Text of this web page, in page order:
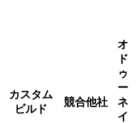
カスタム
ビルド
競合他社
オ
ド
ゥ
ー
ネ
イ